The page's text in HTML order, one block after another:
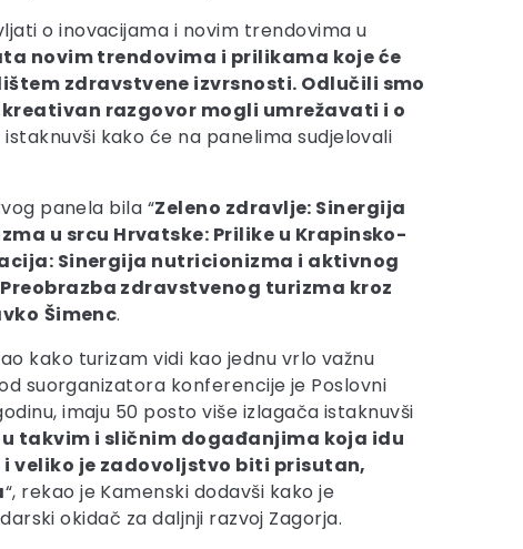
o inovacijama i novim trendovima u
novim trendovima i prilikama koje će
zdravstvene izvrsnosti. Odlučili smo
razgovor mogli umrežavati i o
kako će na panelima sudjelovali
panela bila “Zeleno zdravlje: Sinergija
u srcu Hrvatske: Prilike u Krapinsko-
Sinergija nutricionizma i aktivnog
zdravstvenog turizma kroz
Šimenc.
kako turizam vidi kao jednu vrlo važnu
suorganizatora konferencije je Poslovni
imaju 50 posto više izlagača istaknuvši
takvim i sličnim događanjima koja idu
veliko je zadovoljstvo biti prisutan,
“, rekao je Kamenski dodavši kako je
okidač za daljnji razvoj Zagorja.